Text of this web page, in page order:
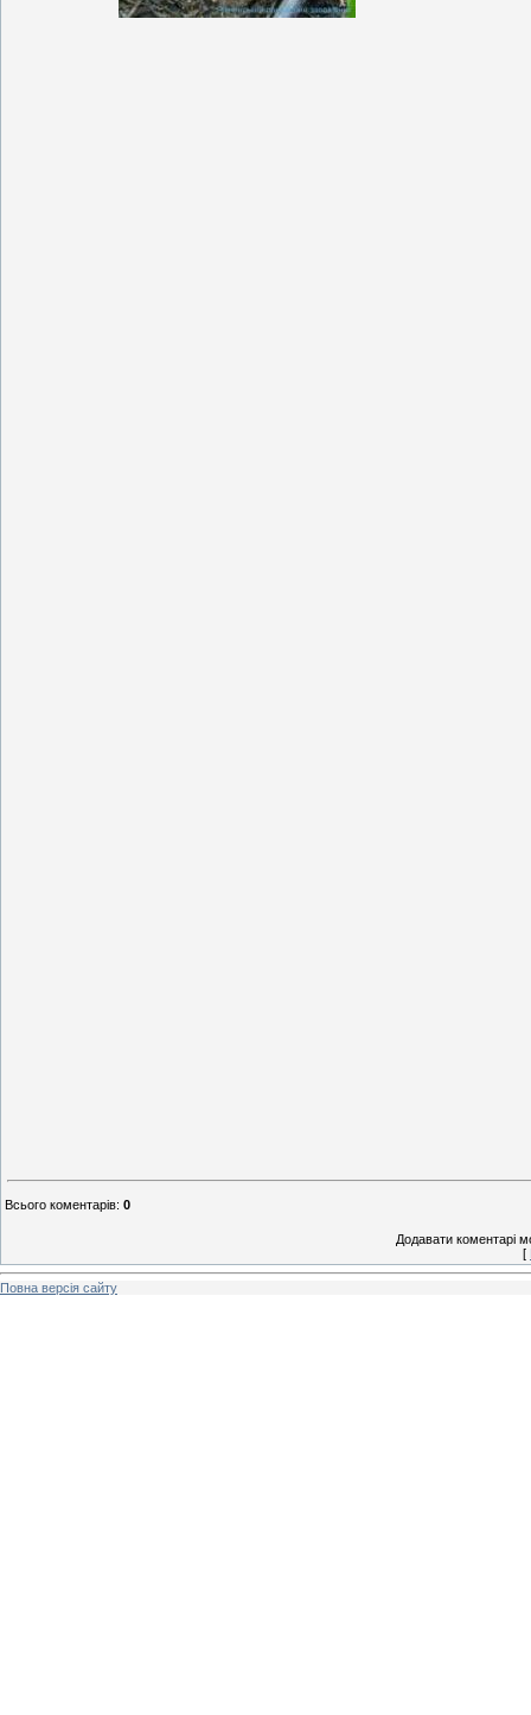
Всього коментарів: 0
Додавати коментарі
[
Повна версія сайту